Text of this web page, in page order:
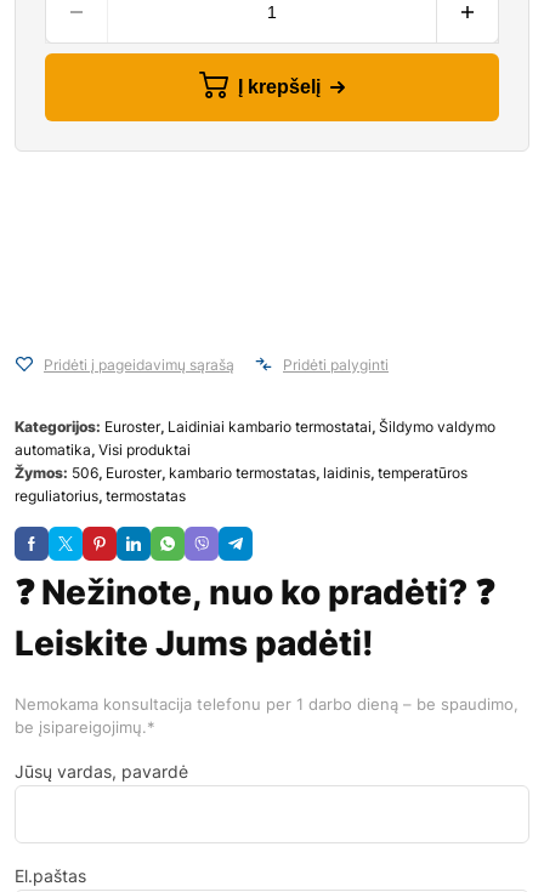
Į krepšelį
Pridėti į pageidavimų sąrašą Pridėti palyginti
Kategorijos: Euroster, Laidiniai kambario termostatai, Šildymo valdymo
automatika, Visi produktai
Žymos: 506, Euroster, kambario termostatas, laidinis, temperatūros
reguliatorius, termostatas
❓ Nežinote, nuo ko pradėti? ❓
Leiskite Jums padėti!
Nemokama konsultacija telefonu per 1 darbo dieną – be spaudimo,
be įsipareigojimų.*
Jūsų vardas, pavardė
El.paštas